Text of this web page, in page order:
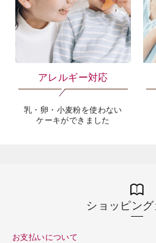
アレルギー対応
乳・卵・小麦粉を使わない
ケーキができました
ショッピング
お支払いについて